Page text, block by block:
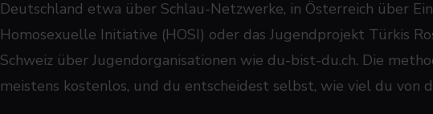
Deutschland etwa über Schlau-Netzwerke, in Österreich über
Homosexuelle Initiative (HOSI) oder das Jugendprojekt Türkis
Schweiz über Jugendorganisationen wie du-bist-du.ch. Die
meistens kostenlos, und du entscheidest selbst, wie viel du von